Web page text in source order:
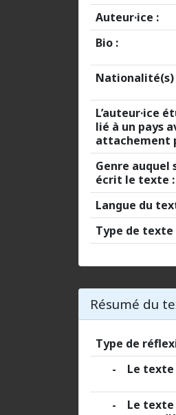
Auteur·ice :
Bio :
Nationalité(s)
L’auteur·ice
lié à un pays
attachement
Genre auquel
écrit le texte :
Langue du
Type de texte
Résumé du
Type de
- Le texte
- Le texte